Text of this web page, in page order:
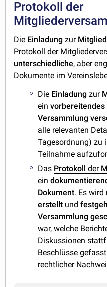
Protokoll der
Die Einladung zur
Protokoll der
unterschiedliche, aber
Dokumente im
Die Einladung zur
einvorbereitendes
Versammlung
alle relevanten
Tagesordnung) zu
Teilnahme
Das Protokoll der
ein
Dokument. Es
erstellt und
Versammlung
war, welche
Diskussionen
Beschlüsse
rechtlicher